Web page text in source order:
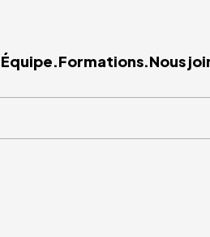
Équipe.Formations.Nous